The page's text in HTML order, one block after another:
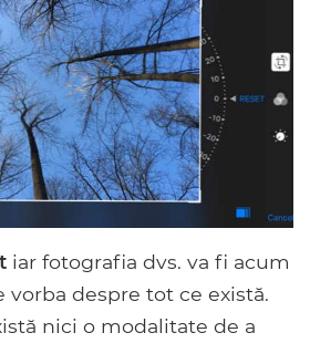
iar fotografia dvs. va fi acum
vorba despre tot ce există.
nici o modalitate de a